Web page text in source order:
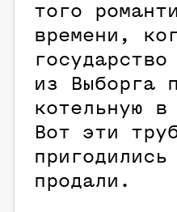
того
времени,
из Выборга
котельную
Вот эти
продали.